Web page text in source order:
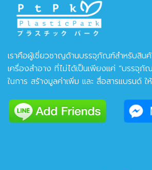
เราคือผู้เชี่ยวชาญด้านบรรจุภัณฑ์สำหรับสิน
เครื่องสำอาง ที่ไม่ได้เป็นเพียงแค่ “บรรจุภั
ในการ สร้างมูลค่าเพิ่ม และ สื่อสารแบรนด์ ใ